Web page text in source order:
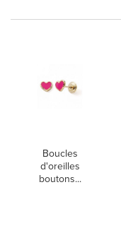
Boucles
d'oreilles
boutons...